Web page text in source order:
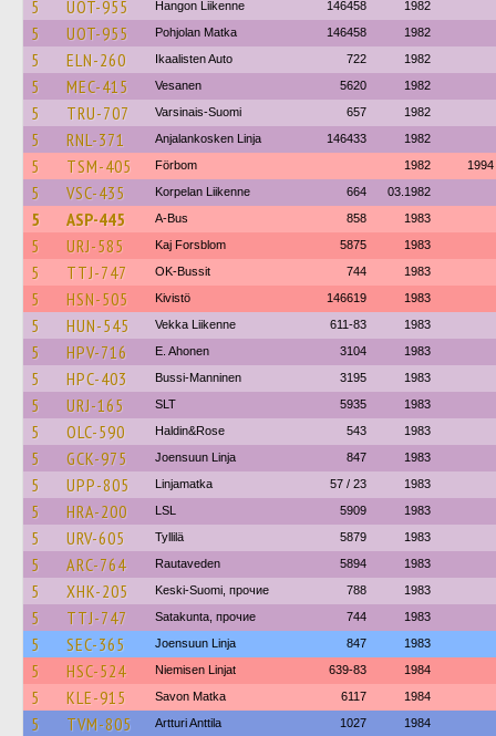
5 UOT-955 Hangon Liikenne 146458 1982
5 UOT-955 Pohjolan Matka 146458 1982
5 ELN-260 Ikaalisten Auto 722 1982
5 MEC-415 Vesanen 5620 1982
5 TRU-707 Varsinais-Suomi 657 1982
5 RNL-371 Anjalankosken Linja 146433 1982
5 TSM-405 Förbom 1982 1994
5 VSC-435 Korpelan Liikenne 664 03.1982
5 ASP-445 A-Bus 858 1983
5 URJ-585 Kaj Forsblom 5875 1983
5 TTJ-747 OK-Bussit 744 1983
5 HSN-505 Kivistö 146619 1983
5 HUN-545 Vekka Liikenne 611-83 1983
5 HPV-716 E. Ahonen 3104 1983
5 HPC-403 Bussi-Manninen 3195 1983
5 URJ-165 SLT 5935 1983
5 OLC-590 Haldin&Rose 543 1983
5 GCK-975 Joensuun Linja 847 1983
5 UPP-805 Linjamatka 57 / 23 1983
5 HRA-200 LSL 5909 1983
5 URV-605 Tyllilä 5879 1983
5 ARC-764 Rautaveden 5894 1983
5 XHK-205 Keski-Suomi, прочие 788 1983
5 TTJ-747 Satakunta, прочие 744 1983
5 SEC-365 Joensuun Linja 847 1983
5 HSC-524 Niemisen Linjat 639-83 1984
5 KLE-915 Savon Matka 6117 1984
5 TVM-805 Artturi Anttila 1027 1984